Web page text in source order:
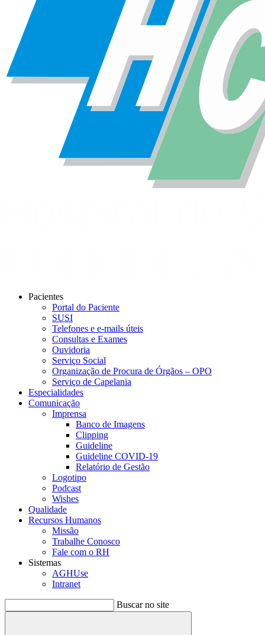
Pacientes
Portal do Paciente
SUSI
Telefones e e-mails úteis
Consultas e Exames
Ouvidoria
Serviço Social
Organização de Procura de Órgãos – OPO
Serviço de Capelania
Especialidades
Comunicação
Imprensa
Banco de Imagens
Clipping
Guideline
Guideline COVID-19
Relatório de Gestão
Logotipo
Podcast
Wishes
Qualidade
Recursos Humanos
Missão
Trabalhe Conosco
Fale com o RH
Sistemas
AGHUse
Intranet
Buscar no site